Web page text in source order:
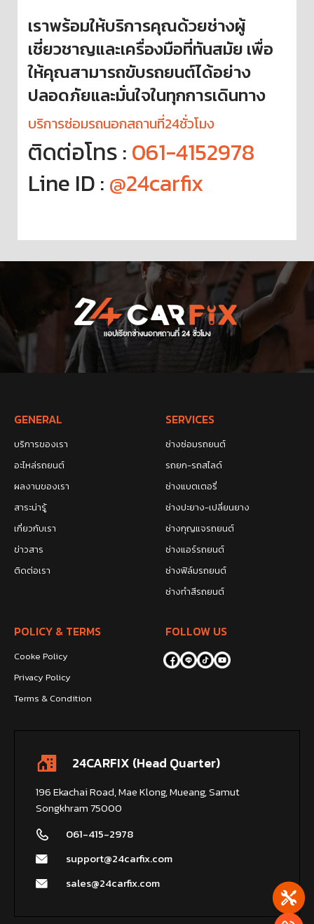
เราพร้อมให้บริการคุณด้วยช่างผู้
เชี่ยวชาญและเครื่องมือที่ทันสมัย เพื่อ
ให้คุณสามารถขับรถยนต์ได้อย่าง
ปลอดภัยและมั่นใจในทุกการเดินทาง
บริการซ่อมรถนอกสถานที่24ชั่วโมง
ติดต่อโทร :061-4152978
Line ID :@24carfix
GENERAL
บริการของเรา
อะไหล่รถยนต์
ผลงานของเรา
สาระน่ารู้
เกี่ยวกับเรา
ข่าวสาร
ติดต่อเรา
SERVICES
ช่างซ่อมรถยนต์
รถยก-รถสไลด์
ช่างแบตเตอรี่
ช่างปะยาง-เปลี่ยนยาง
ช่างกุญแจรถยนต์
ช่างแอร์รถยนต์
ช่างฟิล์มรถยนต์
ช่างทำสีรถยนต์
POLICY & TERMS
Cooke Policy
Privacy Policy
Terms & Condition
FOLLOW US
24CARFIX (Head Quarter)
196 Ekachai Road, Mae Klong, Mueang, Samut
Songkhram 75000
061-415-2978
support@24carfix.com
sales@24carfix.com